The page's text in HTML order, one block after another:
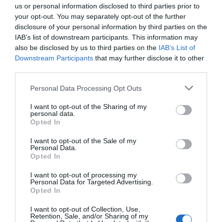
us or personal information disclosed to third parties prior to
your opt-out. You may separately opt-out of the further
disclosure of your personal information by third parties on the
IAB’s list of downstream participants. This information may
also be disclosed by us to third parties on the IAB’s List of
Downstream Participants that may further disclose it to other
Personal Data Processing Opt Outs
I want to opt-out of the Sharing of my
personal data.
Opted In
I want to opt-out of the Sale of my
Personal Data.
Opted In
I want to opt-out of processing my
Personal Data for Targeted Advertising.
Opted In
I want to opt-out of Collection, Use,
Retention, Sale, and/or Sharing of my
i també la forma de produir
al facilitar que les maquines
"parlin" entre elles"
El 5G canviarà radicalment la nostra quotidianitat
i també la forma de produir al facilitar que les
en procés de fabricació i, el que encara és més
important, que es pugui estar al peu de la cadena
productiva sense estar-hi físicament. La
monitorització a distància serà un fet i la
inclòs per serveis tan complexes i crítics com els
associats als serveis hospitalaris. Precisament
aquest és un fet que quedarà evidenciat en el
quiròfanOptimus, de l’Hospital Clínic
, el qual,